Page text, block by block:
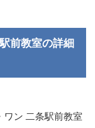
前教室の詳細
ン 二条駅前教室